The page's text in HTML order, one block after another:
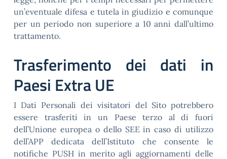
un’eventuale difesa e tutela in giudizio e comunque
per un periodo non superiore a 10 anni dall’ultimo
trattamento.
Trasferimento dei dati in
Paesi Extra UE
I Dati Personali dei visitatori del Sito potrebbero
essere trasferiti in un Paese terzo al di fuori
dell’Unione europea o dello SEE in caso di utilizzo
dell’APP dedicata dell’Istituto che consente le
notifiche PUSH in merito agli aggiornamenti delle